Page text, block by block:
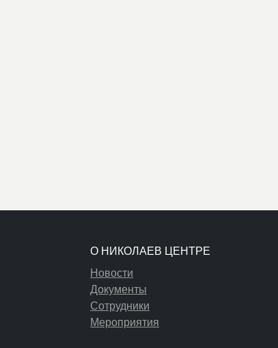
О НИКОЛАЕВ ЦЕНТРЕ
Новости
Документы
Сотрудники
Мероприятия